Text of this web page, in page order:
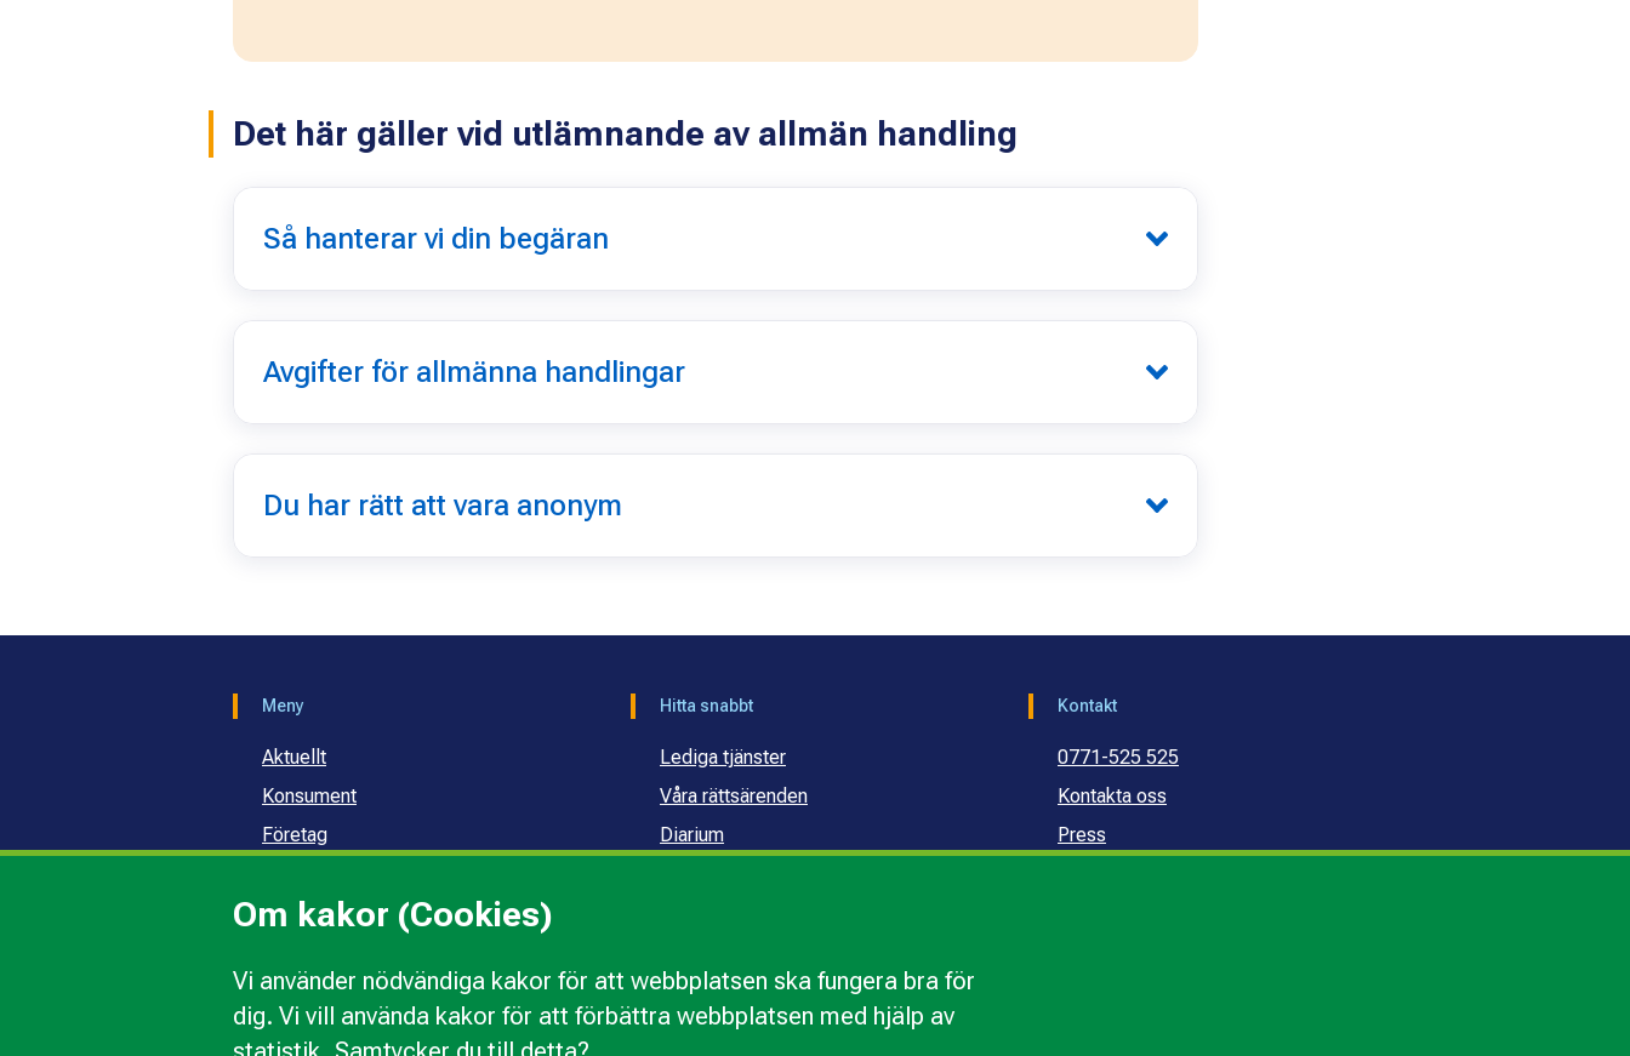
Om kakor (Cookies)
Vi använder nödvändiga kakor för att webbplatsen ska fungera bra för
dig. Vi vill använda kakor för att förbättra webbplatsen med hjälp av
Det här gäller vid utlämnande av allmän handling
Så hanterar vi din begäran
Avgifter för allmänna handlingar
Du har rätt att vara anonym
Meny
Aktuellt
Konsument
Företag
Om oss
Hitta snabbt
Lediga tjänster
Våra rättsärenden
Diarium
Kontakt
0771-525 525
Kontakta oss
Press
Kakor Behandling av personuppgifter